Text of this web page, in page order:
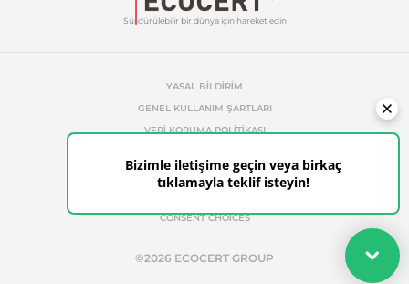
Sürdürülebilir bir dünya için hareket edin
YASAL BILDIRIM
GENEL KULLANIM ŞARTLARI
VERI KORUMA POLITIKASI
İZINSIZ REFERANS
CONSENT CHOICES
©2026 ECOCERT GROUP
Bizimle iletişime geçin veya birkaç
tıklamayla teklif isteyin!
İhtiyaçlarınıza uygun sertifikalar için teklifinizi birkaç